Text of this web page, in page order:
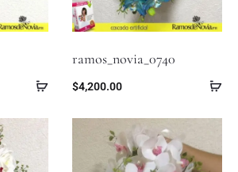
ramos_novia_0740
$4,200.00